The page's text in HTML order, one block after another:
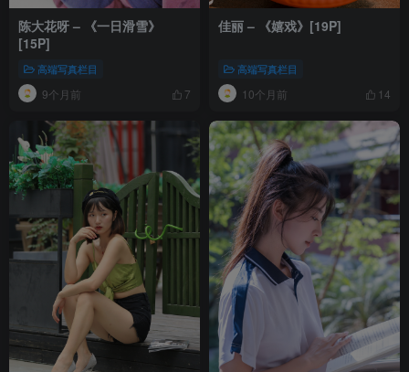
陈大花呀 – 《一日滑雪》
[15P]
高端写真栏目
9个月前 7
佳丽 – 《嬉戏》[19P]
高端写真栏目
10个月前 14